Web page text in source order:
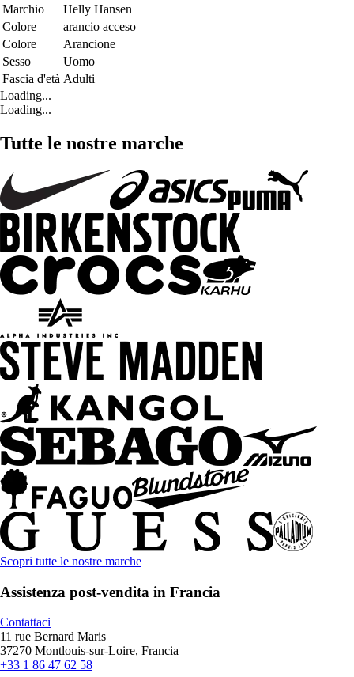
Marchio
Helly Hansen
Colore
arancio acceso
Colore
Arancione
Sesso
Uomo
Fascia d'età Adulti
Loading...
Loading...
Tutte le nostre marche
Scopri tutte le nostre marche
Assistenza post-vendita in Francia
Contattaci
11 rue Bernard Maris
37270 Montlouis-sur-Loire, Francia
+33 1 86 47 62 58